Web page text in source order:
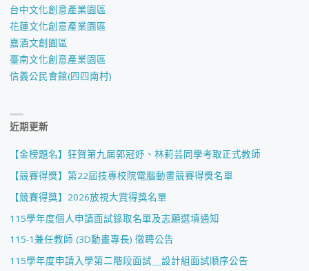
台中文化創意產業園區
花蓮文化創意產業園區
嘉酒文創園區
臺南文化創意產業園區
信義公民會館(四四南村)
近期更新
【金榜題名】狂賀第九屆郭冠妤、林莉芸同學考取正式教師
【競賽得獎】第22屆技專校院電腦動畫競賽得獎名單
【競賽得獎】2026放視大賞得獎名單
115學年度個人申請面試錄取名單及志願選填通知
115-1兼任教師 (3D動畫專長) 徵聘公告
115學年度申請入學第二階段面試＿設計組面試順序公告